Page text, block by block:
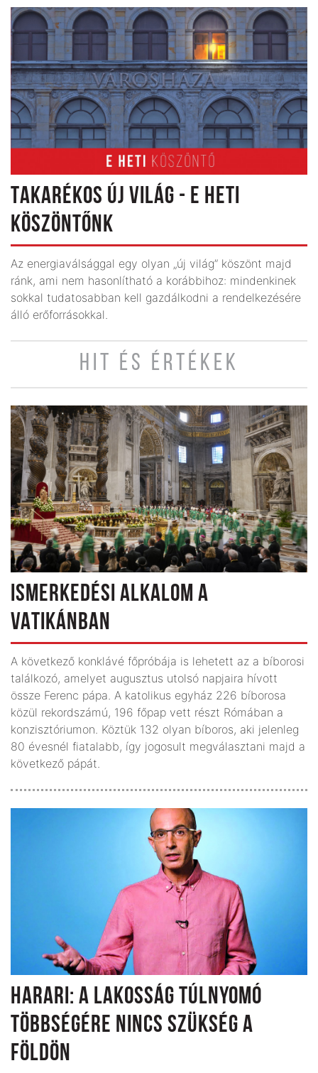
TAKARÉKOS ÚJ VILÁG - E HETI
KÖSZÖNTŐNK
Az energiaválsággal egy olyan „új világ” köszönt majd
ránk, ami nem hasonlítható a korábbihoz: mindenkinek
sokkal tudatosabban kell gazdálkodni a rendelkezésére
álló erőforrásokkal.
HIT ÉS ÉRTÉKEK
ISMERKEDÉSI ALKALOM A
VATIKÁNBAN
A következő konklávé főpróbája is lehetett az a bíborosi
találkozó, amelyet augusztus utolsó napjaira hívott
össze Ferenc pápa. A katolikus egyház 226 bíborosa
közül rekordszámú, 196 főpap vett részt Rómában a
konzisztóriumon. Köztük 132 olyan bíboros, aki jelenleg
80 évesnél fiatalabb, így jogosult megválasztani majd a
következő pápát.
HARARI: A LAKOSSÁG TÚLNYOMÓ
TÖBBSÉGÉRE NINCS SZÜKSÉG A
FÖLDÖN